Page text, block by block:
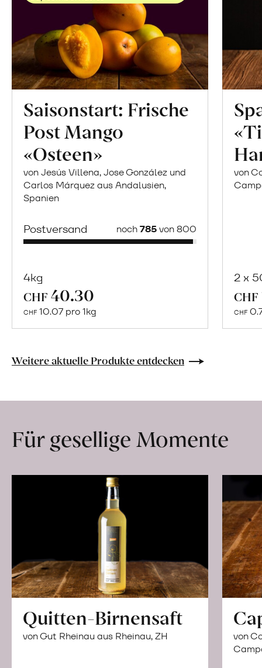
Saisonstart: Frische
Post Mango
«Osteen»
von Jesús Villena, Jose González und
Carlos Márquez aus Andalusien,
Spanien
Postversand noch785von 800
4kg
CHF 40.30
CHF 10.07 pro 1kg
Naturbelassene
Lebensmittel
Hof
erfahren
von
2 x
CHF
CHF
Weitere aktuelle Produkte entdecken
Für gesellige Momente
Quitten-Birnensaft
von Gut Rheinau aus Rheinau, ZH
von